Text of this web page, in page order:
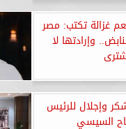
غزالة تكتب: مصر
وإرادتها لا
وإجلال للرئيس
السيسي